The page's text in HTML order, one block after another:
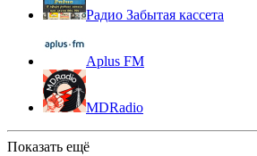
Радио Забытая кассета
Aplus FM
MDRadio
Показать ещё